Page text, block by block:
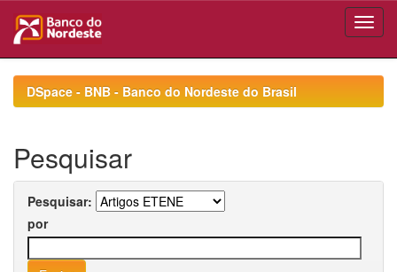
navigationDSpace - BNB - Banco do Nordeste do Brasil
Pesquisar
Pesquisar:
por